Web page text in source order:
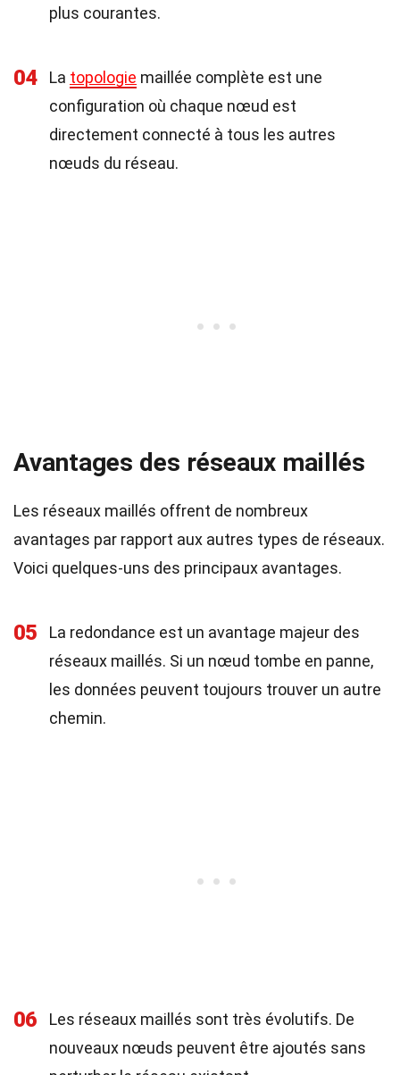
plus courantes.
04 La topologie maillée complète est une
configuration où chaque nœud est
directement connecté à tous les autres
nœuds du réseau.
Avantages des réseaux maillés
Les réseaux maillés offrent de nombreux
avantages par rapport aux autres types de réseaux.
Voici quelques-uns des principaux avantages.
05
La redondance est un avantage majeur des
réseaux maillés. Si un nœud tombe en panne,
les données peuvent toujours trouver un autre
chemin.
06
Les réseaux maillés sont très évolutifs. De
nouveaux nœuds peuvent être ajoutés sans